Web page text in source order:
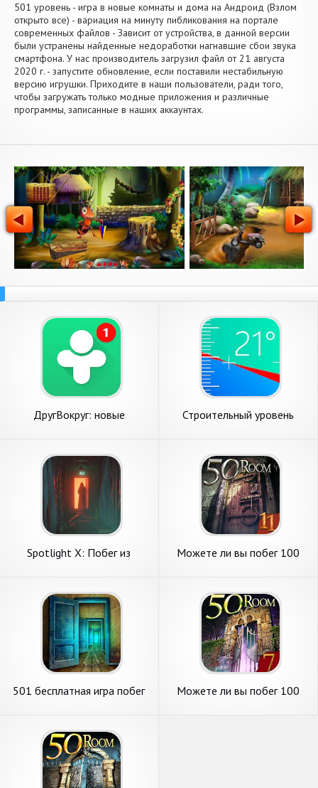
501 уровень - игра в новые комнаты и дома на Андроид (Взлом
открыто все) - вариация на минуту пибликования на портале
современных файлов - Зависит от устройства, в данной версии
были устранены найденные недоработки нагнавшие сбои звука
смартфона. У нас производитель загрузил файл от 21 августа
2020 г. - запустите обновление, если поставили нестабильную
версию игрушки. Приходите в наши пользователи, ради того,
чтобы загружать только модные приложения и различные
программы, записанные в наших аккаунтах.
ДругВокруг: новые
Строительный уровень
Spotlight X: Побег из
Можете ли вы побег 100
501 бесплатная игра побег
Можете ли вы побег 100